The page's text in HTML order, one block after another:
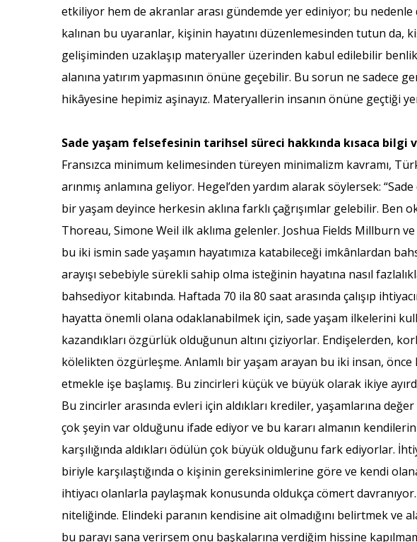
etkiliyor hem de akranlar arası gündemde yer ediniyor; bu
kalınan bu uyaranlar, kişinin hayatını düzenlemesinden tutun
gelişiminden uzaklaşıp materyaller üzerinden kabul edilebilir
alanına yatırım yapmasının önüne geçebilir. Bu sorun ne sadece
hikâyesine hepimiz aşinayız. Materyallerin insanın önüne geçtiği
Sade yaşam felsefesinin tarihsel süreci hakkında kısaca
Fransızca minimum kelimesinden türeyen minimalizm kavramı,
arınmış anlamına geliyor. Hegel’den yardım alarak söylersek:
bir yaşam deyince herkesin aklına farklı çağrışımlar gelebilir. Ben
Thoreau, Simone Weil ilk aklıma gelenler. Joshua Fields Millburn
bu iki ismin sade yaşamın hayatımıza katabileceği imkânlardan
arayışı sebebiyle sürekli sahip olma isteğinin hayatına nasıl
bahsediyor kitabında. Haftada 70 ila 80 saat arasında çalışıp
hayatta önemli olana odaklanabilmek için, sade yaşam ilkelerini
kazandıkları özgürlük olduğunun altını çiziyorlar. Endişelerden,
kölelikten özgürleşme. Anlamlı bir yaşam arayan bu iki insan,
etmekle işe başlamış. Bu zincirleri küçük ve büyük olarak ikiye
Bu zincirler arasında evleri için aldıkları krediler, yaşamlarına
çok şeyin var olduğunu ifade ediyor ve bu kararı almanın
karşılığında aldıkları ödülün çok büyük olduğunu fark ediyorlar.
biriyle karşılaştığında o kişinin gereksinimlerine göre ve kendi
ihtiyacı olanlarla paylaşmak konusunda oldukça cömert
niteliğinde. Elindeki paranın kendisine ait olmadığını belirtmek
bu parayı sana verirsem onu başkalarına verdiğim hissine